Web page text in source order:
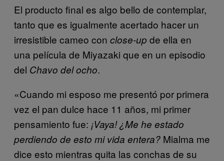
El producto final es algo bello de contemplar,
tanto que es igualmente acertado hacer un
irresistible cameo con close-up de ella en
una película de Miyazaki que en un episodio
del Chavo del ocho.
«Cuando mi esposo me presentó por primera
vez el pan dulce hace 11 años, mi primer
pensamiento fue: ¡Vaya! ¿Me he estado
perdiendo de esto mi vida entera? Mialma me
dice esto mientras quita las conchas de su